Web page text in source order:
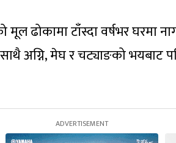
मूल ढोकामा टाँस्दा वर्षभर घरमा
अग्नि, मेघ र चट्याङको भयबाट